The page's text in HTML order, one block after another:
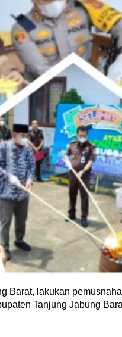
Barat, lakukan
Tanjung Jabung